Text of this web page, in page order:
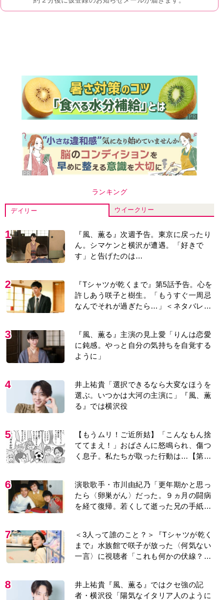
ランキング
デイリー ウイークリー
1
『風、薫る』次週予告。東京に戻ったり
ん。シマケンと横沢が遭遇。「好きで
す」と告げたのは…
2
『Tシャツが乾くまで』第5話予告。心を
許しあう咲子と樹生。「もうすぐ一周忌
なんでそれが過ぎたら…」＜ネタバレあ
3
『風、薫る』主演の見上愛「りんは恋愛
に鈍感。やっと自分の気持ちを自覚する
ように」
4
井上祐貴「選択できるなら大変なほうを
選ぶ。いつかは大河の主演に」『風、薫
る』では横沢役
5
【もうムリ！ご近所姑】「こんなもん捨
ててまえ！」おばさんに怒鳴られ、傷つ
く息子。私たちが取った行動は…【第3
6
演歌歌手・市川由紀乃「更年期かと思っ
たら〈卵巣がん〉だった。９ヵ月の闘病
を経て復帰。若くして逝った兄の手紙を
7
＜3人って誰のこと？＞『Tシャツが乾く
まで』水族館で咲子が放った〈何気ない
一言〉に視聴者「これも何かの伏線？」
8
井上祐貴『風、薫る』ではクセ強の記
者・横沢役「陽気なイタリア人のように